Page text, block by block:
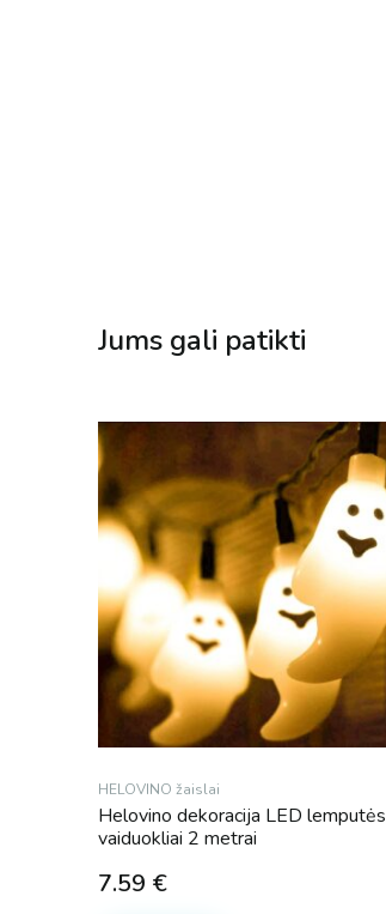
Jums gali patikti
HELOVINO žaislai
Helovino dekoracija LED lemputės
vaiduokliai 2 metrai
7.59 €